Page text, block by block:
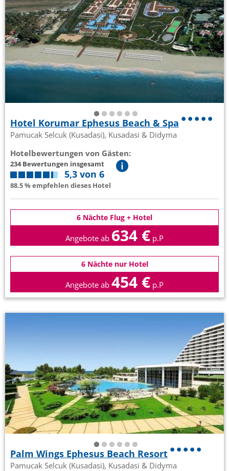
Hotel Korumar Ephesus Beach & Spa
Pamucak Selcuk (Kusadasi), Kusadasi & Didyma
Hotelbewertungen von Gästen:
234 Bewertungen insgesamt
5,3 von 6
88.5 % empfehlen dieses Hotel
6 Nächte Flug + Hotel
Angebote ab 634 € p.P
6 Nächte nur Hotel
Angebote ab 454 € p.P
Palm Wings Ephesus Beach Resort
Pamucak Selcuk (Kusadasi), Kusadasi & Didyma